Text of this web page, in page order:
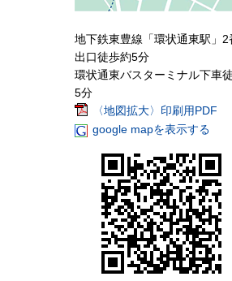
地下鉄東豊線「環状通東駅」2
出口徒歩約5分
環状通東バスターミナル下車
5分
〈地図拡大〉印刷用PDF
google mapを表示する